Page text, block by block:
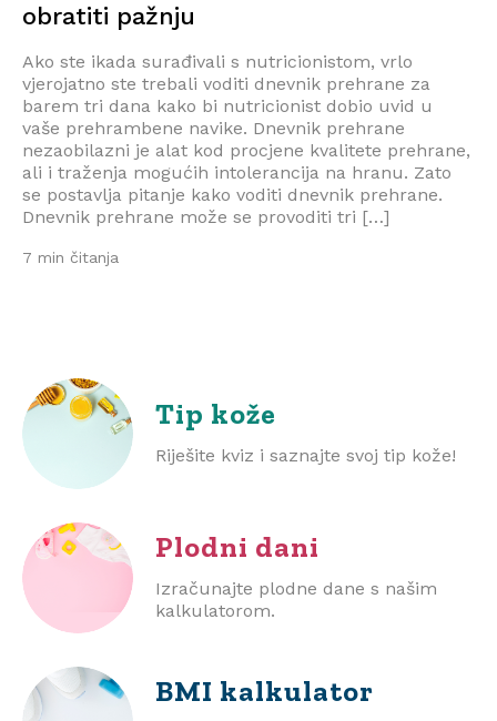
obratiti pažnju
Ako ste ikada surađivali s nutricionistom, vrlo
vjerojatno ste trebali voditi dnevnik prehrane za
barem tri dana kako bi nutricionist dobio uvid u
vaše prehrambene navike. Dnevnik prehrane
nezaobilazni je alat kod procjene kvalitete prehrane,
ali i traženja mogućih intolerancija na hranu. Zato
se postavlja pitanje kako voditi dnevnik prehrane.
Dnevnik prehrane može se provoditi tri […]
7 min čitanja
Tip kože
Riješite kviz i saznajte svoj tip kože!
Plodni dani
Izračunajte plodne dane s našim
kalkulatorom.
BMI kalkulator